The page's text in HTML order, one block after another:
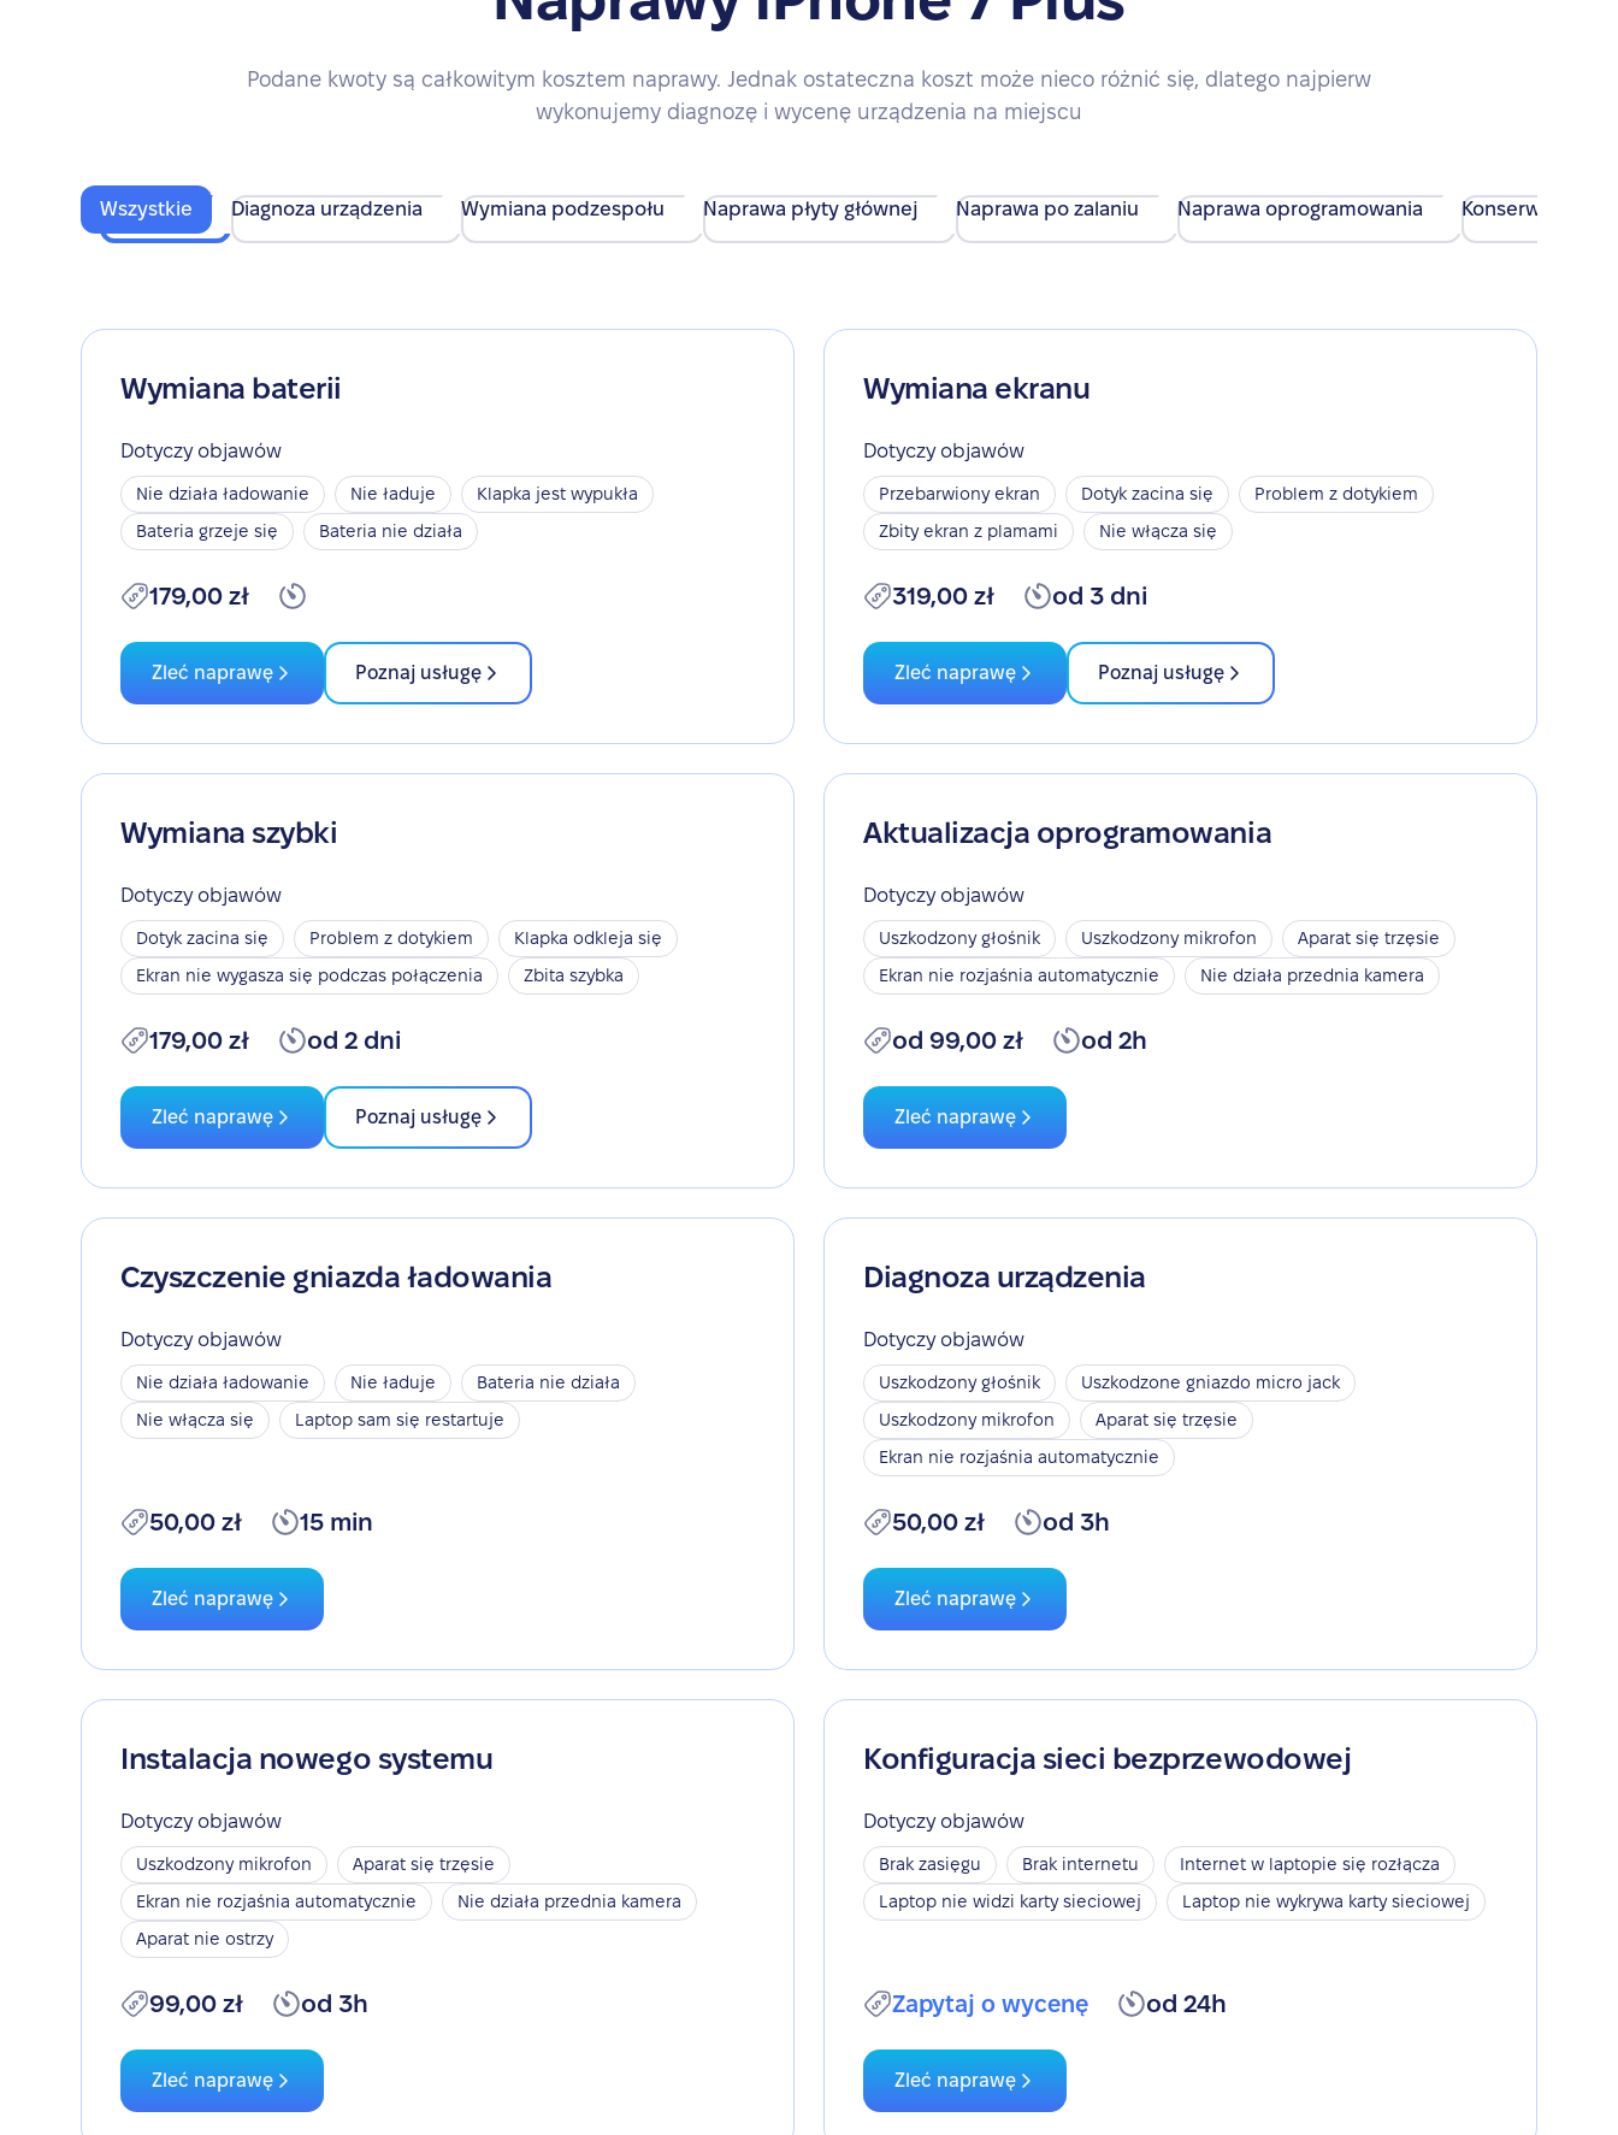
Podane kwoty są całkowitym kosztem naprawy. Jednak ostateczna koszt może nieco różnić się, dlatego najpierw
wykonujemy diagnozę i wycenę urządzenia na miejscu
Wszystkie Diagnoza urządzenia Wymiana podzespołu Naprawa płyty głównej Naprawa po zalaniu Naprawa oprogramowania Konserwacja
Wymiana baterii
Dotyczy objawów
Nie działa ładowanie Nie ładuje
Klapka jest wypukła
Bateria grzeje się
Bateria nie działa
179,00 zł
Zleć naprawę Poznaj usługę
Wymiana ekranu
Dotyczy objawów
Przebarwiony ekran Dotyk zacina się
Problem z dotykiem
Zbity ekran z plamami
Nie włącza się
319,00 zł od 3 dni
Zleć naprawę Poznaj usługę
Wymiana szybki
Dotyczy objawów
Dotyk zacina się Problem z dotykiem
Klapka odkleja się
Ekran nie wygasza się podczas połączenia
Zbita szybka
179,00 zł od 2 dni
Zleć naprawę Poznaj usługę
Aktualizacja oprogramowania
Dotyczy objawów
Uszkodzony głośnik Uszkodzony mikrofon
Aparat się trzęsie
Ekran nie rozjaśnia automatycznie
Nie działa przednia kamera
od 99,00 zł od 2h
Zleć naprawę
Czyszczenie gniazda ładowania
Dotyczy objawów
Nie działa ładowanie Nie ładuje
Bateria nie działa
Nie włącza się
Laptop sam się restartuje
50,00 zł 15 min
Zleć naprawę
Diagnoza urządzenia
Dotyczy objawów
Uszkodzony głośnik
Uszkodzone gniazdo micro jack
Uszkodzony mikrofon
Aparat się trzęsie
Ekran nie rozjaśnia automatycznie
50,00 zł od 3h
Zleć naprawę
Instalacja nowego systemu
Dotyczy objawów
Uszkodzony mikrofon
Aparat się trzęsie
Ekran nie rozjaśnia automatycznie
Nie działa przednia kamera
Aparat nie ostrzy
99,00 zł od 3h
Zleć naprawę
Konfiguracja sieci bezprzewodowej
Dotyczy objawów
Brak zasięgu Brak internetu
Internet w laptopie się rozłącza
Laptop nie widzi karty sieciowej
Laptop nie wykrywa karty sieciowej
Zapytaj o wycenę od 24h
Zleć naprawę